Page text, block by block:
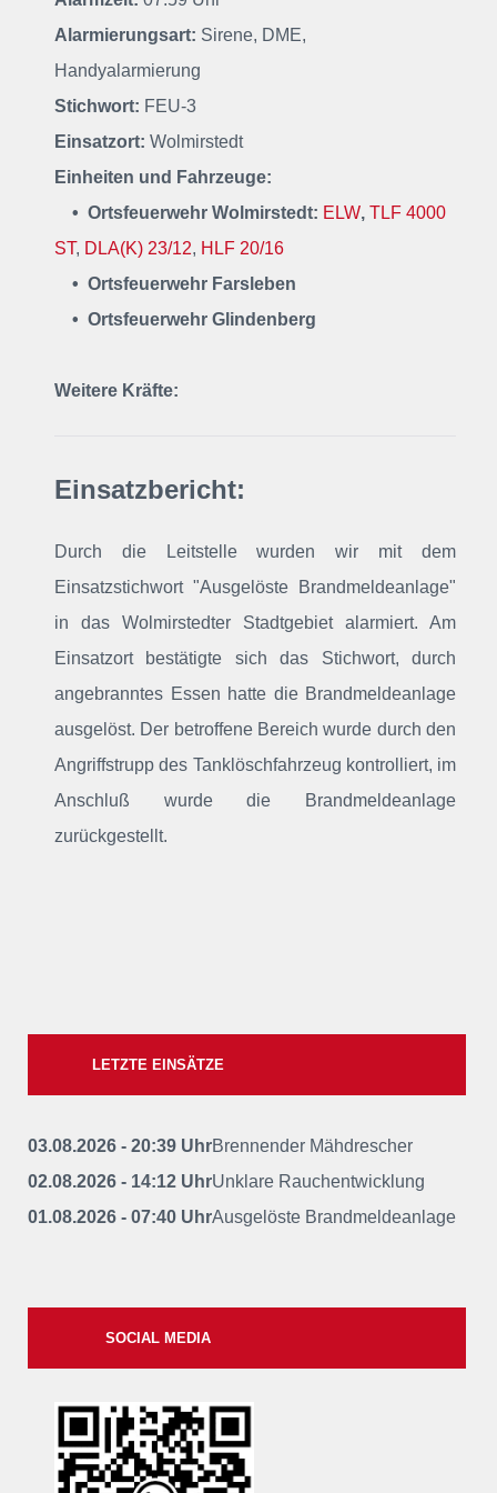
Alarmierungsart: Sirene, DME,
Handyalarmierung
Stichwort: FEU-3
Einsatzort: Wolmirstedt
Einheiten und Fahrzeuge:
• Ortsfeuerwehr Wolmirstedt: ELW, TLF 4000
ST, DLA(K) 23/12, HLF 20/16
• Ortsfeuerwehr Farsleben
• Ortsfeuerwehr Glindenberg
Weitere Kräfte:
Einsatzbericht:
Durch die Leitstelle wurden wir mit dem
Einsatzstichwort "Ausgelöste Brandmeldeanlage"
in das Wolmirstedter Stadtgebiet alarmiert. Am
Einsatzort bestätigte sich das Stichwort, durch
angebranntes Essen hatte die Brandmeldeanlage
ausgelöst. Der betroffene Bereich wurde durch den
Angriffstrupp des Tanklöschfahrzeug kontrolliert, im
Anschluß wurde die Brandmeldeanlage
zurückgestellt.
LETZTE EINSÄTZE
03.08.2026 - 20:39 UhrBrennender Mähdrescher
02.08.2026 - 14:12 UhrUnklare Rauchentwicklung
01.08.2026 - 07:40 UhrAusgelöste Brandmeldeanlage
SOCIAL MEDIA